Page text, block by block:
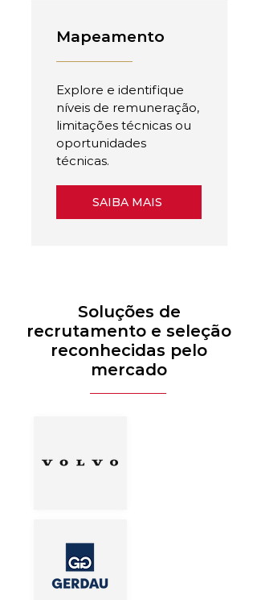
Mapeamento
Explore e identifique
níveis de remuneração,
limitações técnicas ou
oportunidades
técnicas.
SAIBA MAIS
Soluções de
recrutamento e seleção
reconhecidas pelo
mercado